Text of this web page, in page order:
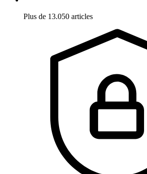
Plus de 13.050 articles